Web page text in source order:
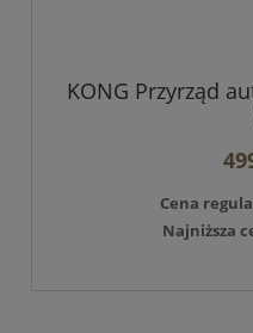
KONG Przyrząd
Cena
Najniższa